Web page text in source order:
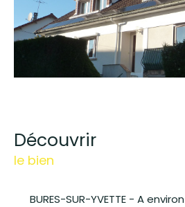
découvrir
le bien
BURES-SUR-YVETTE - A